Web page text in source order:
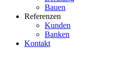
Bauen
Referenzen
Kunden
Banken
Kontakt